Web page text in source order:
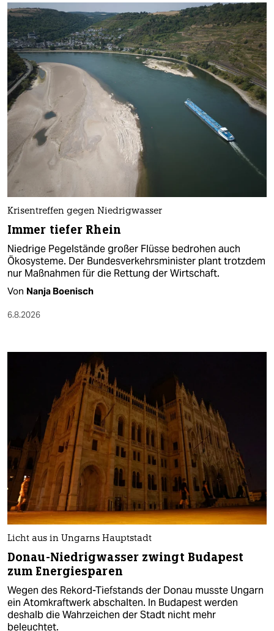
Krisentreffen gegen Niedrigwasser
Immer tiefer Rhein
Niedrige Pegelstände großer Flüsse bedrohen auch
Ökosysteme. Der Bundesverkehrsminister plant trotzdem
nur Maßnahmen für die Rettung der Wirtschaft.
Von Nanja Boenisch
6.8.2026
Licht aus in Ungarns Hauptstadt
Donau-Niedrigwasser zwingt Budapest
zum Energiesparen
Wegen des Rekord-Tiefstands der Donau musste Ungarn
ein Atomkraftwerk abschalten. In Budapest werden
deshalb die Wahrzeichen der Stadt nicht mehr
beleuchtet.